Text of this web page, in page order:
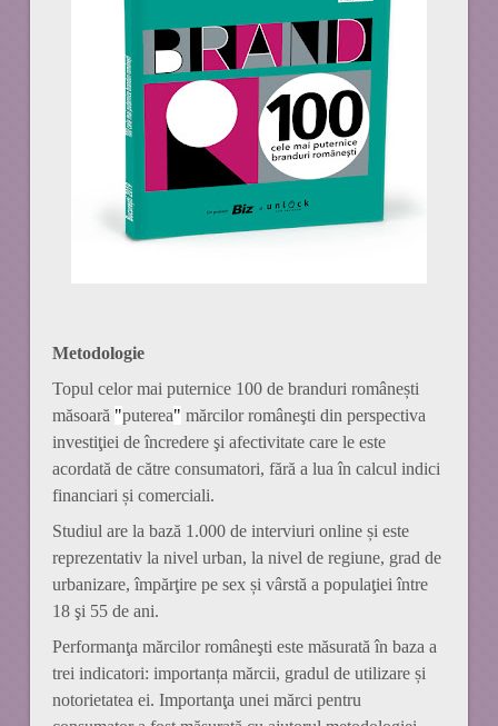
Metodologie
Topul celor mai puternice 100 de branduri românești
măsoară "puterea" mărcilor româneşti din perspectiva
investiţiei de încredere şi afectivitate care le este
acordată de către consumatori, fără a lua în calcul indici
financiari și comerciali.
Studiul are la bază 1.000 de interviuri online și este
reprezentativ la nivel urban, la nivel de regiune, grad de
urbanizare, împărţire pe sex și vârstă a populaţiei între
18 şi 55 de ani.
Performanţa mărcilor româneşti este măsurată în baza a
trei indicatori: importanța mărcii, gradul de utilizare și
notorietatea ei. Importanţa unei mărci pentru